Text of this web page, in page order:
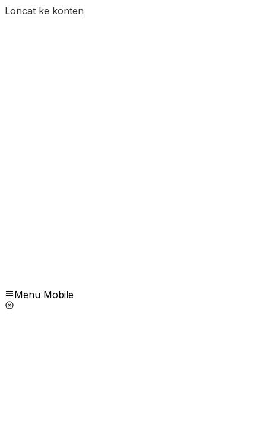
Loncat ke konten
Menu Mobile